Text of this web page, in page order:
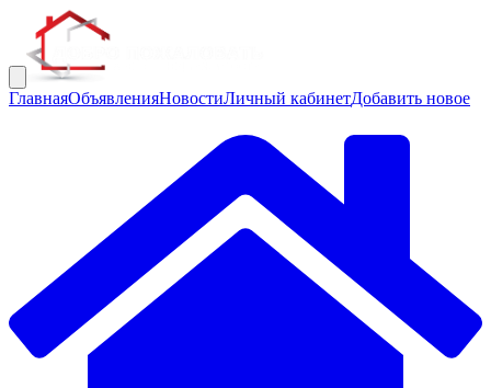
ГлавнаяОбъявленияНовостиЛичный кабинетДобавить новое